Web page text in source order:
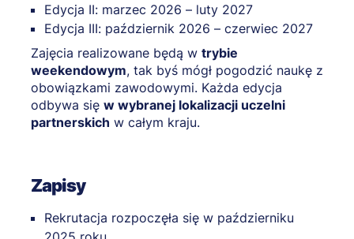
Edycja II: marzec 2026 – luty 2027
Edycja III: październik 2026 – czerwiec 2027
Zajęcia realizowane będą w trybie
weekendowym, tak byś mógł pogodzić naukę z
obowiązkami zawodowymi. Każda edycja
odbywa się w wybranej lokalizacji uczelni
partnerskich w całym kraju.
Zapisy
Rekrutacja rozpoczęła się w październiku